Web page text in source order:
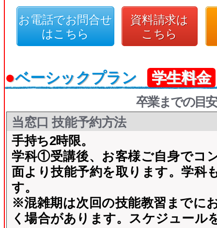
お電話でお問合せ
はこちら
資料請求は
こちら
●ベーシックプラン 学生料金
卒業までの目
当窓口 技能予約方法
手持ち2時限。
学科①受講後、お客様ご自身でコ
面より技能予約を取ります。学科
す。
※混雑期は次回の技能教習までに
く場合があります。スケジュール